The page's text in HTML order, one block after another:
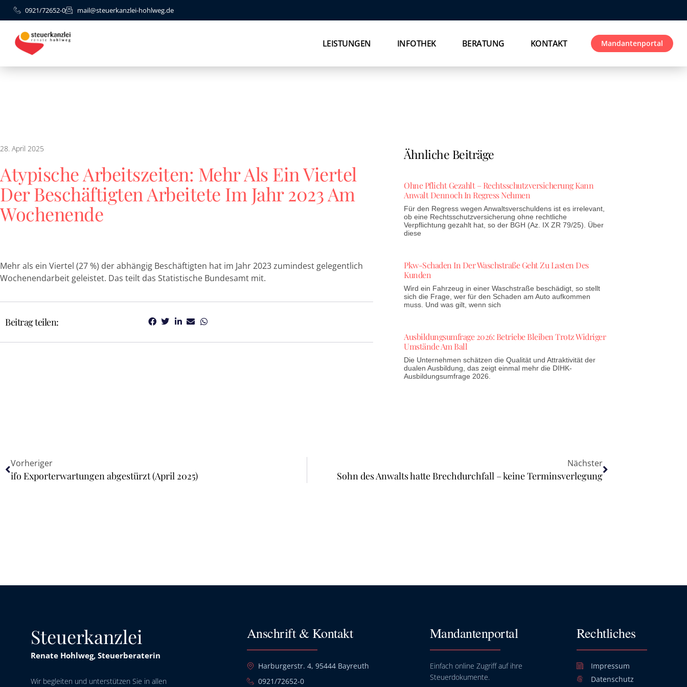
0921/72652-0 mail@steuerkanzlei-hohlweg.de
LEISTUNGEN INFOTHEK BERATUNG KONTAKT Mandantenportal
28. April 2025
Atypische Arbeitszeiten: Mehr Als Ein Viertel
Der Beschäftigten Arbeitete Im Jahr 2023 Am
Wochenende
Mehr als ein Viertel (27 %) der abhängig Beschäftigten hat im Jahr 2023 zumindest gelegentlich
Wochenendarbeit geleistet. Das teilt das Statistische Bundesamt mit.
Beitrag teilen:
Ähnliche Beiträge
Ohne Pflicht Gezahlt – Rechtsschutzversicherung Kann
Anwalt Dennoch In Regress Nehmen
Für den Regress wegen Anwaltsverschuldens ist es irrelevant,
ob eine Rechtsschutzversicherung ohne rechtliche
Verpflichtung gezahlt hat, so der BGH (Az. IX ZR 79/25). Über
diese
Pkw-Schaden In Der Waschstraße Geht Zu Lasten Des
Kunden
Wird ein Fahrzeug in einer Waschstraße beschädigt, so stellt
sich die Frage, wer für den Schaden am Auto aufkommen
muss. Und was gilt, wenn sich
Ausbildungsumfrage 2026: Betriebe Bleiben Trotz Widriger
Umstände Am Ball
Die Unternehmen schätzen die Qualität und Attraktivität der
dualen Ausbildung, das zeigt einmal mehr die DIHK-
Ausbildungsumfrage 2026.
Vorheriger
ifo Exporterwartungen abgestürzt (April 2025)
Nächster
Sohn des Anwalts hatte Brechdurchfall – keine Terminsverlegung
Steuerkanzlei
Renate Hohlweg, Steuerberaterin
Wir begleiten und unterstützen Sie in allen
Anschrift & Kontakt
Harburgerstr. 4, 95444 Bayreuth
0921/72652-0
Mandantenportal
Einfach online Zugriff auf ihre
Steuerdokumente.
Rechtliches
Impressum
Datenschutz